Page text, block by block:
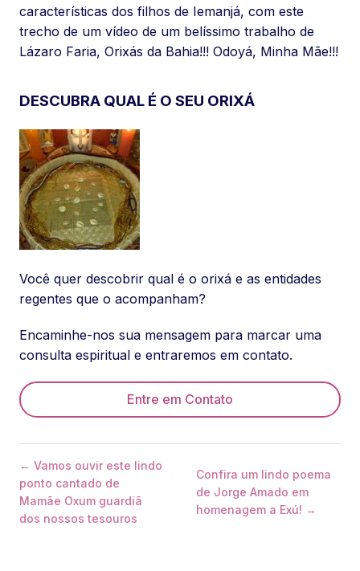
características dos filhos de Iemanjá, com este
trecho de um vídeo de um belíssimo trabalho de
Lázaro Faria, Orixás da Bahia!!! Odoyá, Minha Mãe!!!
DESCUBRA QUAL É O SEU ORIXÁ
Você quer descobrir qual é o orixá e as entidades
regentes que o acompanham?
Encaminhe-nos sua mensagem para marcar uma
consulta espiritual e entraremos em contato.
Entre em Contato
← Vamos ouvir este lindo
ponto cantado de
Mamãe Oxum guardiã
dos nossos tesouros
Confira um lindo poema
de Jorge Amado em
homenagem a Exú! →